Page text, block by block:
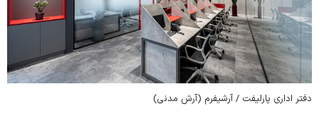
دفتر اداری پارلیفت / آرشیفرم (آرش مدنی)